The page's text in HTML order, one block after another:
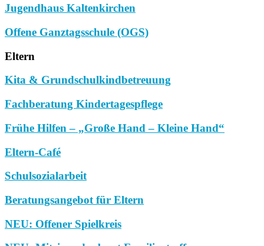
Jugendhaus Kaltenkirchen
Offene Ganztagsschule (OGS)
Eltern
Kita & Grundschulkindbetreuung
Fachberatung Kindertagespflege
Frühe Hilfen – „Große Hand – Kleine Hand“
Eltern-Café
Schulsozialarbeit
Beratungsangebot für Eltern
NEU: Offener Spielkreis